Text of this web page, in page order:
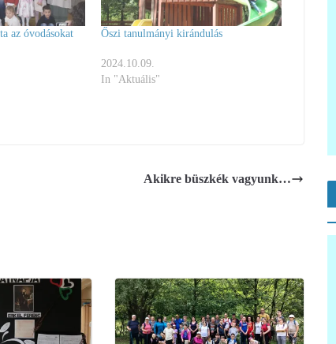
az óvodásokat Őszi tanulmányi kirándulás
2024.10.09.
In "Aktuális"
Akikre büszkék vagyunk…